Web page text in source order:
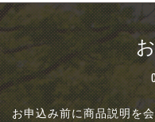
お申込み前に商品説明を